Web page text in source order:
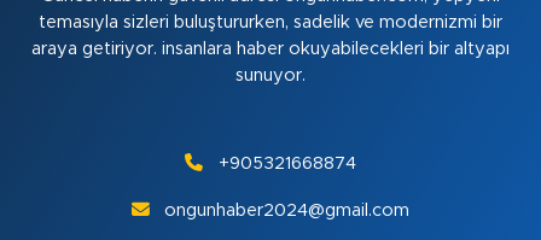
temasıyla sizleri buluştururken, sadelik ve modernizmi bir
araya getiriyor. insanlara haber okuyabilecekleri bir altyapı
sunuyor.
+905321668874
ongunhaber2024@gmail.com